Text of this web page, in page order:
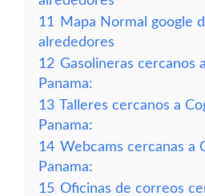
11
Mapa Normal google
alrededores
12 Gasolineras cercanos
Panama:
13 Talleres cercanos a
Panama:
14 Webcams cercanas a
Panama:
15 Oficinas de correos